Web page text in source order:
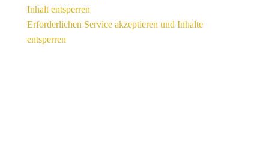
Inhalt entsperren
Erforderlichen Service akzeptieren und Inhalte
entsperren